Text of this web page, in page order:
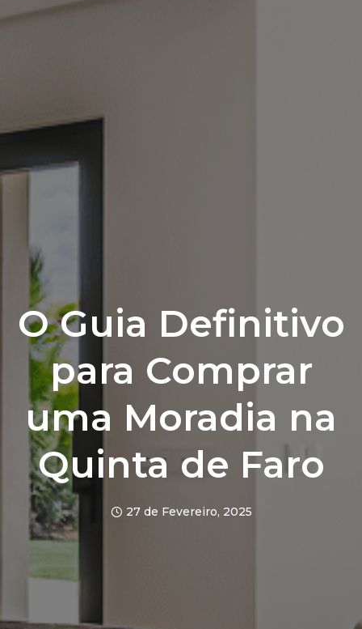
O Guia Definitivo
para Comprar
uma Moradia na
Quinta de Faro
27 de Fevereiro, 2025